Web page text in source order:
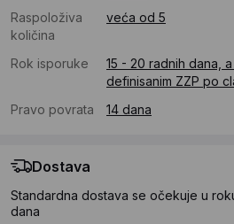
Raspoloživa
količina
veća od 5
Rok isporuke
15 - 20 radnih dana,
definisanim ZZP po
Pravo povrata
14 dana
Dostava
Standardna dostava se očekuje u
dana